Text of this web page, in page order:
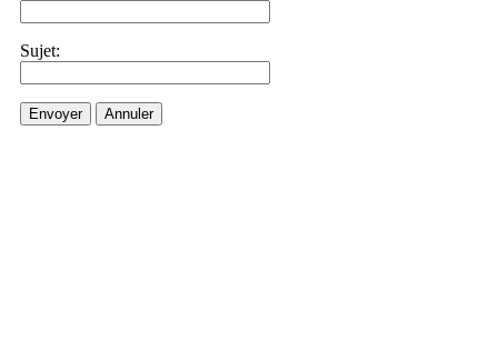
Sujet:
Envoyer Annuler